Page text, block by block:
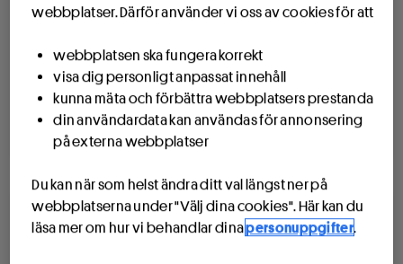
Drömvinsten alltid 25 milj kr
Lördag 8/8
15rader
Lotto 1 & 2 + Joker 130 kr
Vinn upp till 20 miljoner kr
webbplatser. Därför använder vi oss av cookies för att
webbplatsen ska fungera korrekt
visa dig personligt anpassat innehåll
kunna mäta och förbättra webbplatsers prestanda
din användardata kan användas för annonsering
på externa webbplatser
Du kan när som helst ändra ditt val längst ner på
webbplatserna under "Välj dina cookies". Här kan du
läsa mer om hur vi behandlar dinapersonuppgifter.